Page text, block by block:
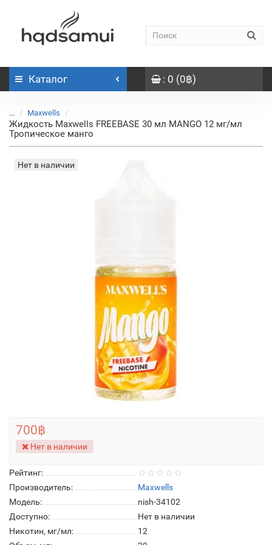
Каталог : 0 (0฿)
... Maxwells
Жидкость Maxwells FREEBASE 30 мл MANGO 12 мг/мл
Тропическое манго
Нет в наличии
Рейтинг:
Производитель:
Maxwells
Модель:
nish-34102
Доступно:
Нет в наличии
Никотин, мг/мл:
12
700฿
Нет в наличии